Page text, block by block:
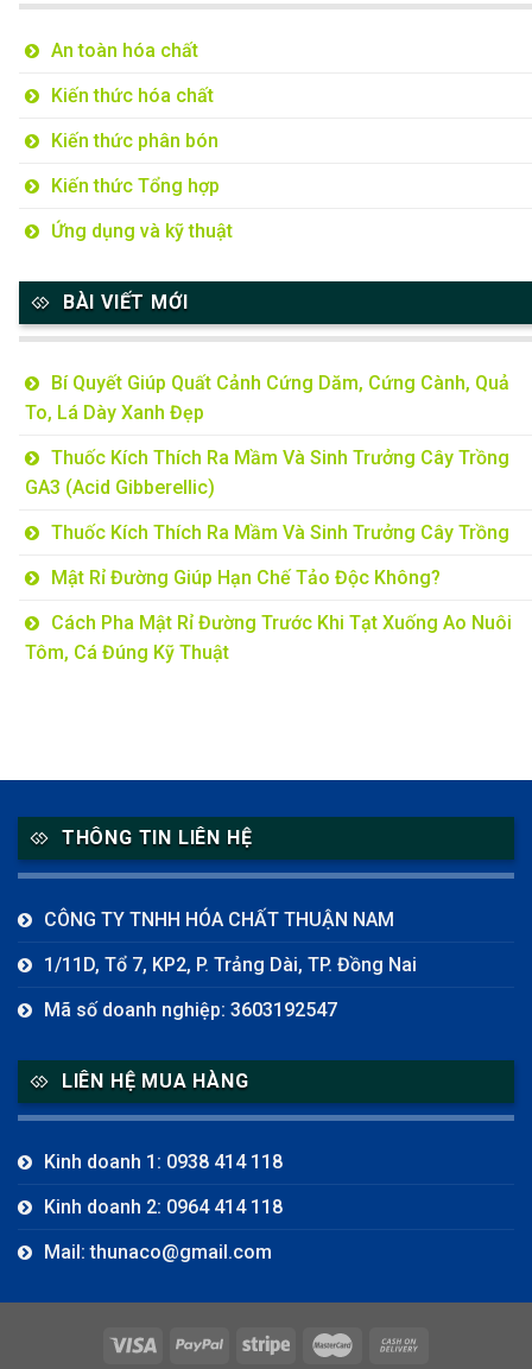
An toàn hóa chất
Kiến thức hóa chất
Kiến thức phân bón
Kiến thức Tổng hợp
Ứng dụng và kỹ thuật
BÀI VIẾT MỚI
Bí Quyết Giúp Quất Cảnh Cứng Dăm, Cứng Cành, Quả
To, Lá Dày Xanh Đẹp
Thuốc Kích Thích Ra Mầm Và Sinh Trưởng Cây Trồng
GA3 (Acid Gibberellic)
Thuốc Kích Thích Ra Mầm Và Sinh Trưởng Cây Trồng
Mật Rỉ Đường Giúp Hạn Chế Tảo Độc Không?
Cách Pha Mật Rỉ Đường Trước Khi Tạt Xuống Ao Nuôi
Tôm, Cá Đúng Kỹ Thuật
THÔNG TIN LIÊN HỆ
CÔNG TY TNHH HÓA CHẤT THUẬN NAM
1/11D, Tổ 7, KP2, P. Trảng Dài, TP. Đồng Nai
Mã số doanh nghiệp: 3603192547
LIÊN HỆ MUA HÀNG
Kinh doanh 1: 0938 414 118
Kinh doanh 2: 0964 414 118
Mail: thunaco@gmail.com